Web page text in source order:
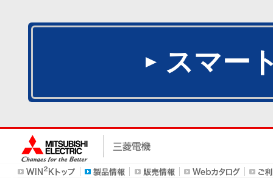
スマー